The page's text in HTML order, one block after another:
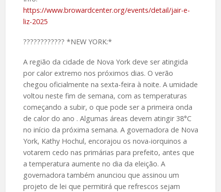
https://www.browardcenter.org/events/detail/jair-e-
liz-2025
????️???????? *NEW YORK:*
A região da cidade de Nova York deve ser atingida
por calor extremo nos próximos dias. O verão
chegou oficialmente na sexta-feira à noite. A umidade
voltou neste fim de semana, com as temperaturas
começando a subir, o que pode ser a primeira onda
de calor do ano . Algumas áreas devem atingir 38°C
no início da próxima semana. A governadora de Nova
York, Kathy Hochul, encorajou os nova-iorquinos a
votarem cedo nas primárias para prefeito, antes que
a temperatura aumente no dia da eleição. A
governadora também anunciou que assinou um
projeto de lei que permitirá que refrescos sejam